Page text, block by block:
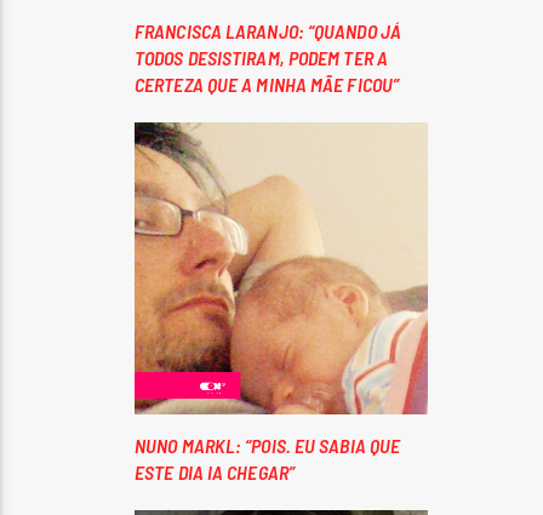
FRANCISCA LARANJO: “QUANDO JÁ
TODOS DESISTIRAM, PODEM TER A
CERTEZA QUE A MINHA MÃE FICOU”
NUNO MARKL: “POIS. EU SABIA QUE
ESTE DIA IA CHEGAR”